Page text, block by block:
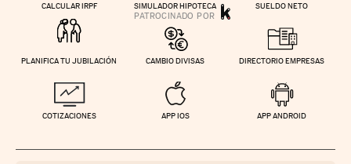
CALCULAR IRPF SIMULADOR HIPOTECA SUELDO NETO
PLANIFICA TU JUBILACIÓN CAMBIO DIVISAS DIRECTORIO EMPRESAS
COTIZACIONES APP IOS APP ANDROID